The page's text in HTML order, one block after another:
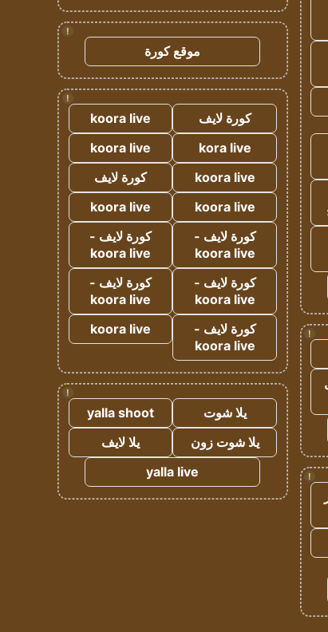
!
!
!
موقع كورة
!
كورة لايف
koora live
kora live
koora live
koora live
كورة لايف
koora live
koora live
كورة لايف -
koora live
كورة لايف -
koora live
كورة لايف -
koora live
كورة لايف -
koora live
كورة لايف -
koora live
koora live
!
يلا شوت
yalla shoot
يلا شوت زون
يلا لايف
yalla live